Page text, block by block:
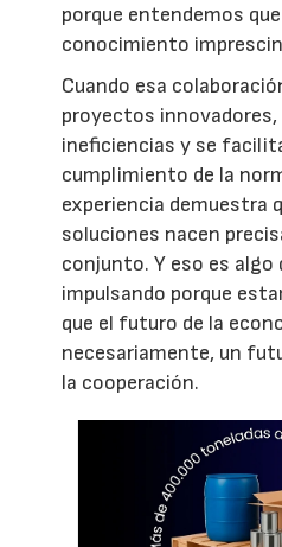
porque entendemos
conocimiento
Cuando esa
proyectos innovadores,
ineficiencias y se
cumplimiento de la
experiencia demuestra
soluciones nacen
conjunto. Y eso es algo
impulsando porque
que el futuro de la
necesariamente, un
la cooperación.